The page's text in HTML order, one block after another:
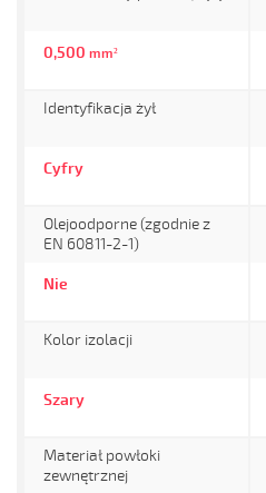
0,500 mm²
Identyfikacja żył
Cyfry
Olejoodporne (zgodnie z
EN 60811-2-1)
Nie
Kolor izolacji
Szary
Materiał powłoki
zewnętrznej